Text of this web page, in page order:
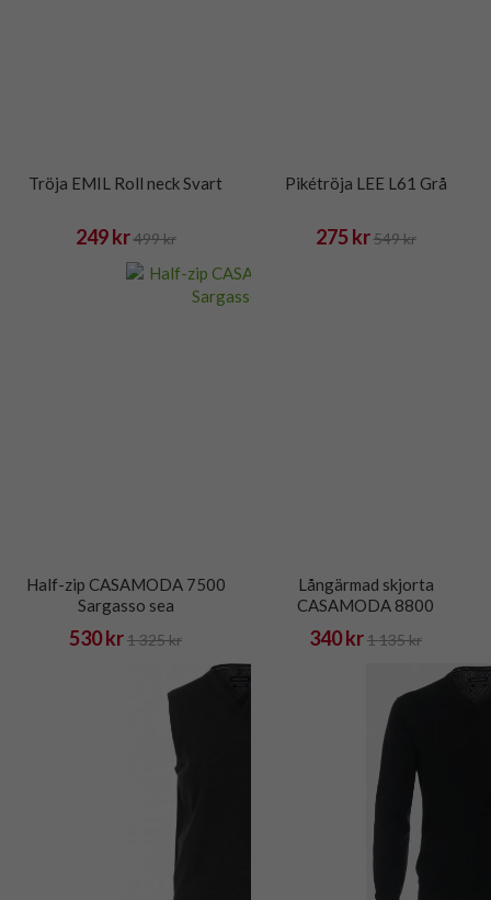
Tröja EMIL Roll neck Svart
249 kr 499 kr
Pikétröja LEE L61 Grå
275 kr 549 kr
Half-zip CASAMODA 7500
Sargasso sea
530 kr1 325 kr
Långärmad skjorta
CASAMODA 8800
340 kr1 135 kr